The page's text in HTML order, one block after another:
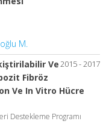
M.
2015 - 2017
Ve
Fibröz
Ve In Vitro Hücre
Destekleme Programı